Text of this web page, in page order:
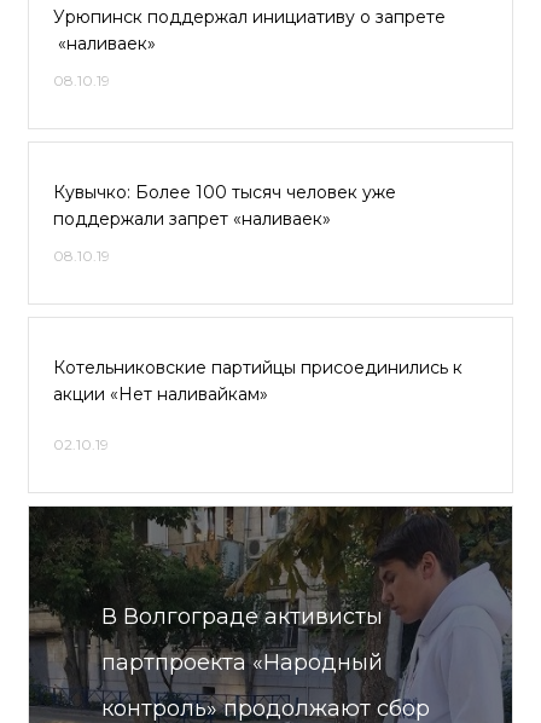
Урюпинск поддержал инициативу о запрете
«наливаек»
08.10.19
Кувычко: Более 100 тысяч человек уже
поддержали запрет «наливаек»
08.10.19
Котельниковские партийцы присоединились к
акции «Нет наливайкам»
02.10.19
В Волгограде активисты
партпроекта «Народный
контроль» продолжают сбор